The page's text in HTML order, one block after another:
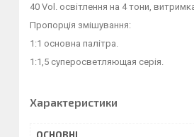
40 Vol. освітлення на 4 тони,
Пропорція змішування:
1:1 основна палітра.
1:1,5 суперосветляющая серія.
Характеристики
ОСНОВНІ